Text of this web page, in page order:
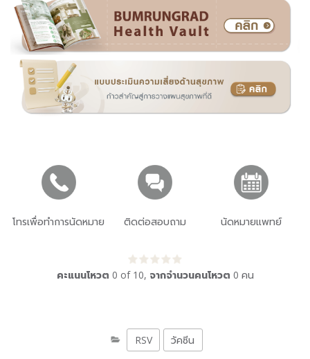
โทรเพื่อทำการนัดหมาย ติดต่อสอบถาม นัดหมายแพทย์
คะแนนโหวต 0 of 10, จากจำนวนคนโหวต 0 คน
RSV วัคซีน